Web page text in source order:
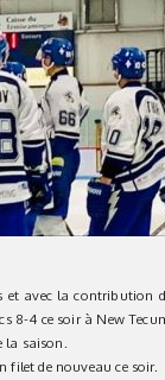
avec la contribution
8-4 ce soir à New
la saison.
filet de nouveau ce soir.